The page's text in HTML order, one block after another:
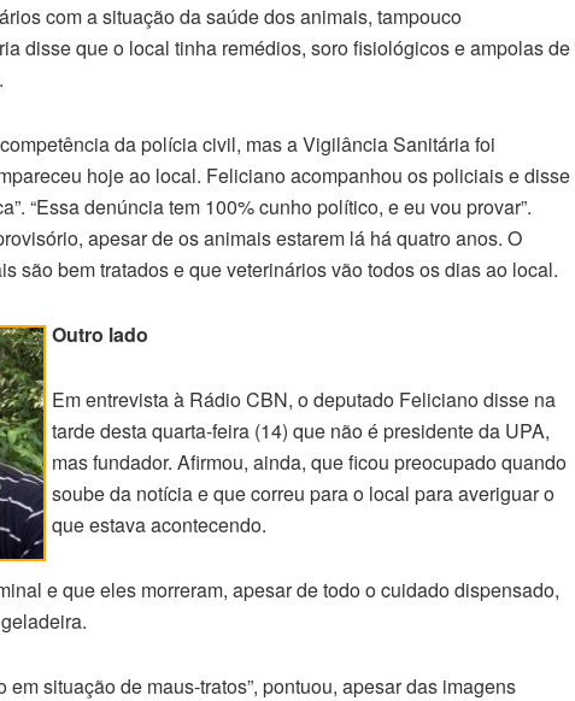
com a situação da saúde dos animais, tampouco
disse que o local tinha remédios, soro fisiológicos e ampolas de
da polícia civil, mas a Vigilância Sanitária foi
hoje ao local. Feliciano acompanhou os policiais e disse
“Essa denúncia tem 100% cunho político, e eu vou provar”.
apesar de os animais estarem lá há quatro anos. O
são bem tratados e que veterinários vão todos os dias ao local.
Outro lado
Em entrevista à Rádio CBN, o deputado Feliciano disse na
tarde desta quarta-feira (14) que não é presidente da UPA,
mas fundador. Afirmou, ainda, que ficou preocupado quando
soube da notícia e que correu para o local para averiguar o
que estava acontecendo.
e que eles morreram, apesar de todo o cuidado dispensado,
situação de maus-tratos”, pontuou, apesar das imagens